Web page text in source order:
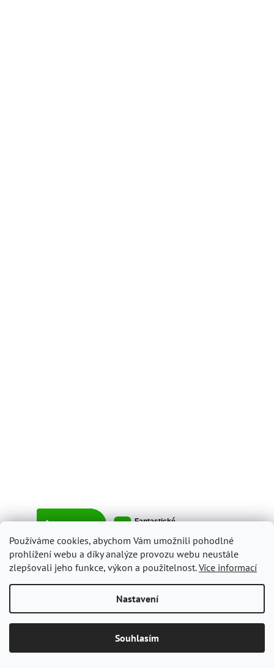
Používáme cookies, abychom Vám umožnili pohodlné
prohlížení webu a díky analýze provozu webu neustále
zlepšovali jeho funkce, výkon a použitelnost.Více informací
Nastavení
Souhlasím
Copyright 2026ItalyShop.cz. Všechna práva vyhrazena.Upravit
nastavení cookies